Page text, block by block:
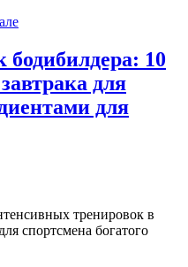
10
для
для
тренировок в
спортсмена богатого